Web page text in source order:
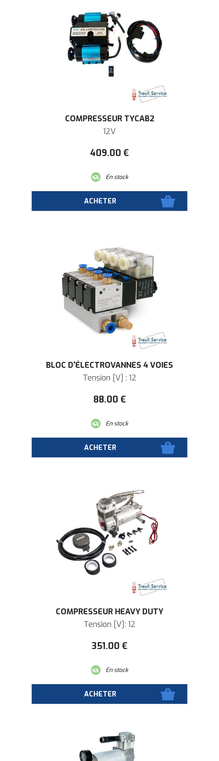
COMPRESSEUR TYCAB2
12V
409.00 €
En stock
BLOC D'ÉLECTROVANNES 4 VOIES
Tension [V] : 12
88.00 €
En stock
COMPRESSEUR HEAVY DUTY
Tension [V]: 12
351.00 €
En stock